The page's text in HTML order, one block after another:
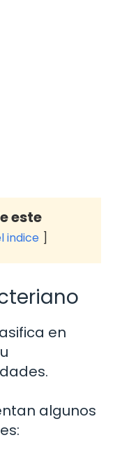
este
indice
en
algunos